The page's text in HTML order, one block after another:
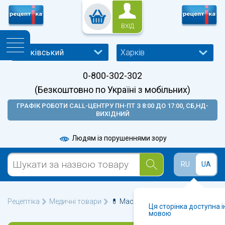
ВХІД
Харків
0-800-302-302
(Безкоштовно по Україні з мобільних)
ГРАФІК РОБОТИ CALL-ЦЕНТРУ ПН-ПТ З 8:00 ДО 17:00, СБ,НД-
ВИХІДНИЙ
Людям із порушеннями зору
RU UA
Ця сторінка доступна
мовою
Рецептіка Медичні товари 💊 Масажери у Харкові 🩺